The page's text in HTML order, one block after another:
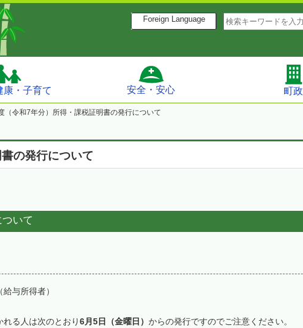
Foreign Language
康・子育て 安全・安心 町政
（令和7年分）所得・課税証明書の発行について
の発行について
いて
（給与所得者）
る人は次のとおり6月5日（金曜日） からの発行ですのでご注意ください。